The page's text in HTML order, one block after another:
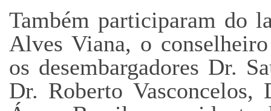
Também participaram do
Alves Viana, o
os desembargadores Dr.
Dr. Roberto